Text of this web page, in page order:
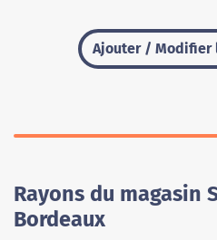
Ajouter / Modifier
Rayons du magasin
Bordeaux